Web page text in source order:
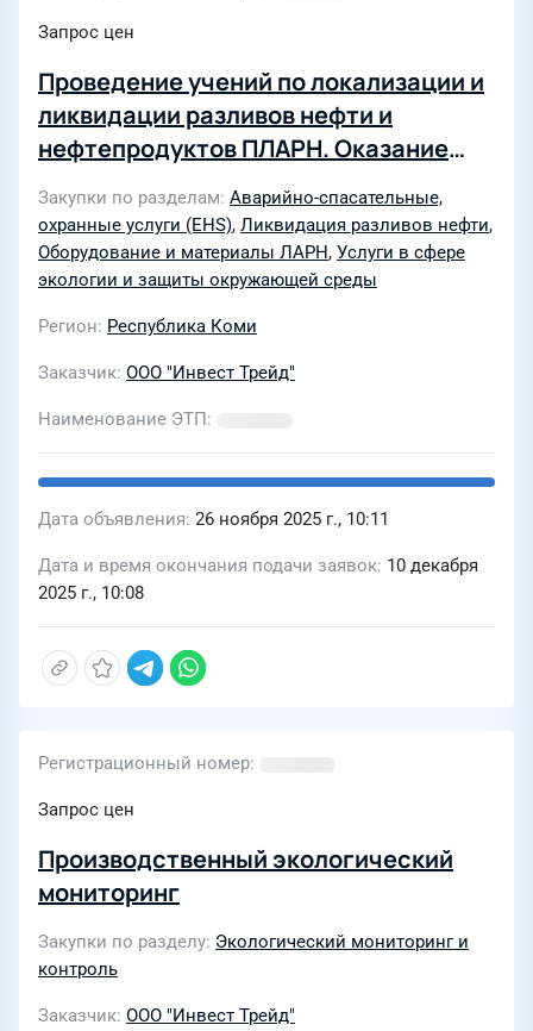
Запрос цен
Проведение учений по локализации и
ликвидации разливов нефти и
нефтепродуктов ПЛАРН. Оказание
готовности сил и средств для
выполнения работ по локализации и
ликвидации разливов нефти и
нефтепродуктов на опасных
Закупки по разделам Аварийно-спасательные,
охранные услуги (EHS), Ликвидация разливов нефти,
Оборудование и материалы ЛАРН, Услуги в сфере
экологии и защиты окружающей среды
Регион Республика Коми
Заказчик ООО "Инвест Трейд"
Наименование ЭТП
Дата объявления 26 ноября 2025 г., 10:11
Дата и время окончания подачи заявок 10 декабря
2025 г., 10:08
Регистрационный номер
Запрос цен
Производственный экологический
мониторинг
Закупки по разделу Экологический мониторинг и
контроль
Заказчик ООО "Инвест Трейд"